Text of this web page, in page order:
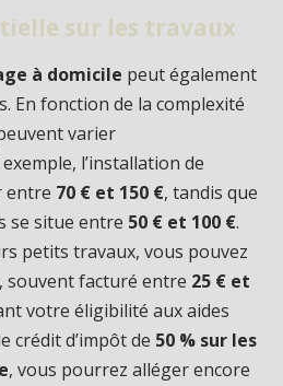
sur les travaux
à domicile peut également
En fonction de la complexité
varier
l’installation de
entre 70 € et 150 €, tandis que
se situe entre 50 € et 100 €.
petits travaux, vous pouvez
facturé entre 25 € et
votre éligibilité aux aides
crédit d’impôt de 50 % sur les
, vous pourrez alléger encore